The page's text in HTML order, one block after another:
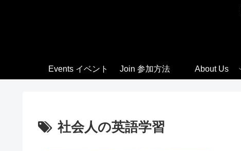
Events イベント Join 参加方法 About Us
社会人の英語学習